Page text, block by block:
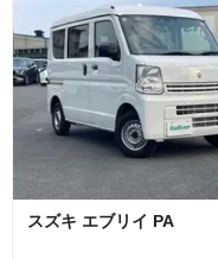
絵文字は投稿時に削除します
Captcha
スズキ エブリイ PA